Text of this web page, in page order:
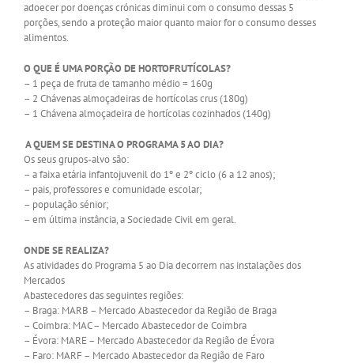
adoecer por doenças crónicas diminui com o consumo dessas 5
porções, sendo a proteção maior quanto maior for o consumo desses
alimentos.
O QUE É UMA PORÇÃO DE HORTOFRUTÍCOLAS?
– 1 peça de fruta de tamanho médio = 160g
– 2 Chávenas almoçadeiras de hortícolas crus (180g)
– 1 Chávena almoçadeira de hortícolas cozinhados (140g)
A QUEM SE DESTINA O PROGRAMA 5 AO DIA?
Os seus grupos-alvo são:
– a faixa etária infantojuvenil do 1º e 2º ciclo (6 a 12 anos);
– pais, professores e comunidade escolar;
– população sénior;
– em última instância, a Sociedade Civil em geral.
ONDE SE REALIZA?
As atividades do Programa 5 ao Dia decorrem nas instalações dos
Mercados
Abastecedores das seguintes regiões:
– Braga: MARB – Mercado Abastecedor da Região de Braga
– Coimbra: MAC – Mercado Abastecedor de Coimbra
– Évora: MARE – Mercado Abastecedor da Região de Évora
– Faro: MARF – Mercado Abastecedor da Região de Faro